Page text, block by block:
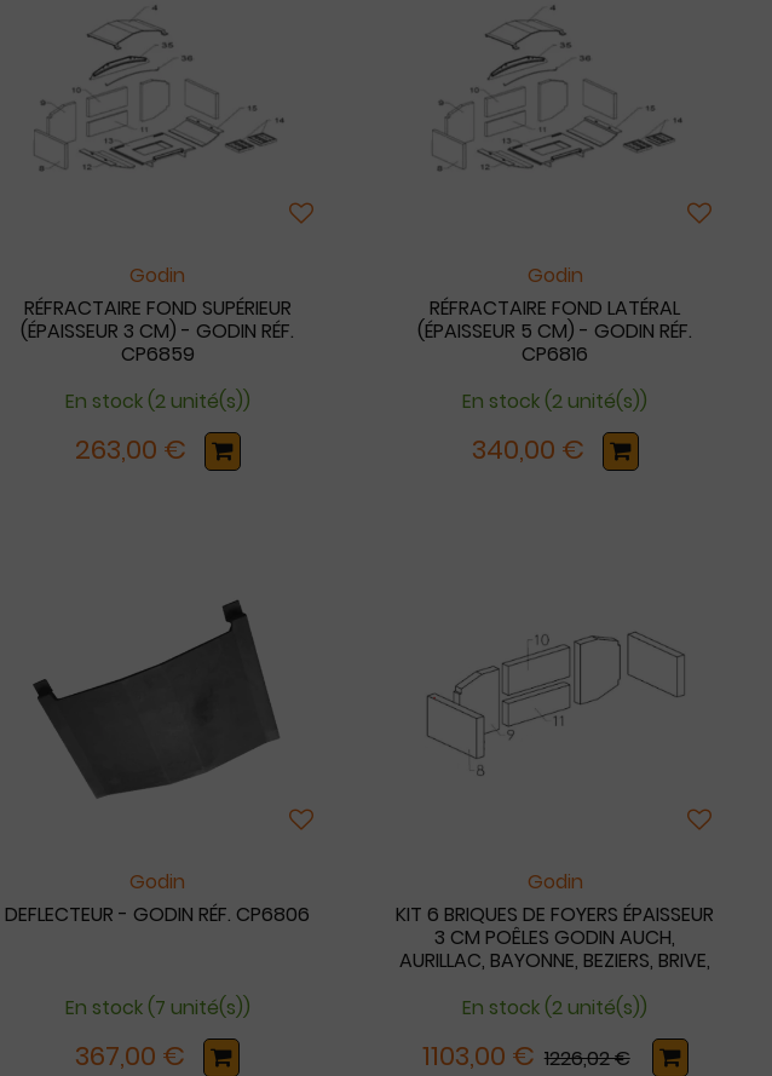
Godin
RÉFRACTAIRE FOND SUPÉRIEUR
(ÉPAISSEUR 3 CM) - GODIN RÉF.
CP6859
En stock (2 unité(s))
263,00 €
Godin
RÉFRACTAIRE FOND LATÉRAL
(ÉPAISSEUR 5 CM) - GODIN RÉF.
CP6816
En stock (2 unité(s))
340,00 €
Godin
DEFLECTEUR - GODIN RÉF. CP6806
En stock (7 unité(s))
367,00 €
Godin
KIT 6 BRIQUES DE FOYERS ÉPAISSEUR
3 CM POÊLES GODIN AUCH,
AURILLAC, BAYONNE, BEZIERS, BRIVE,
En stock (2 unité(s))
1103,00 € 1226,02 €